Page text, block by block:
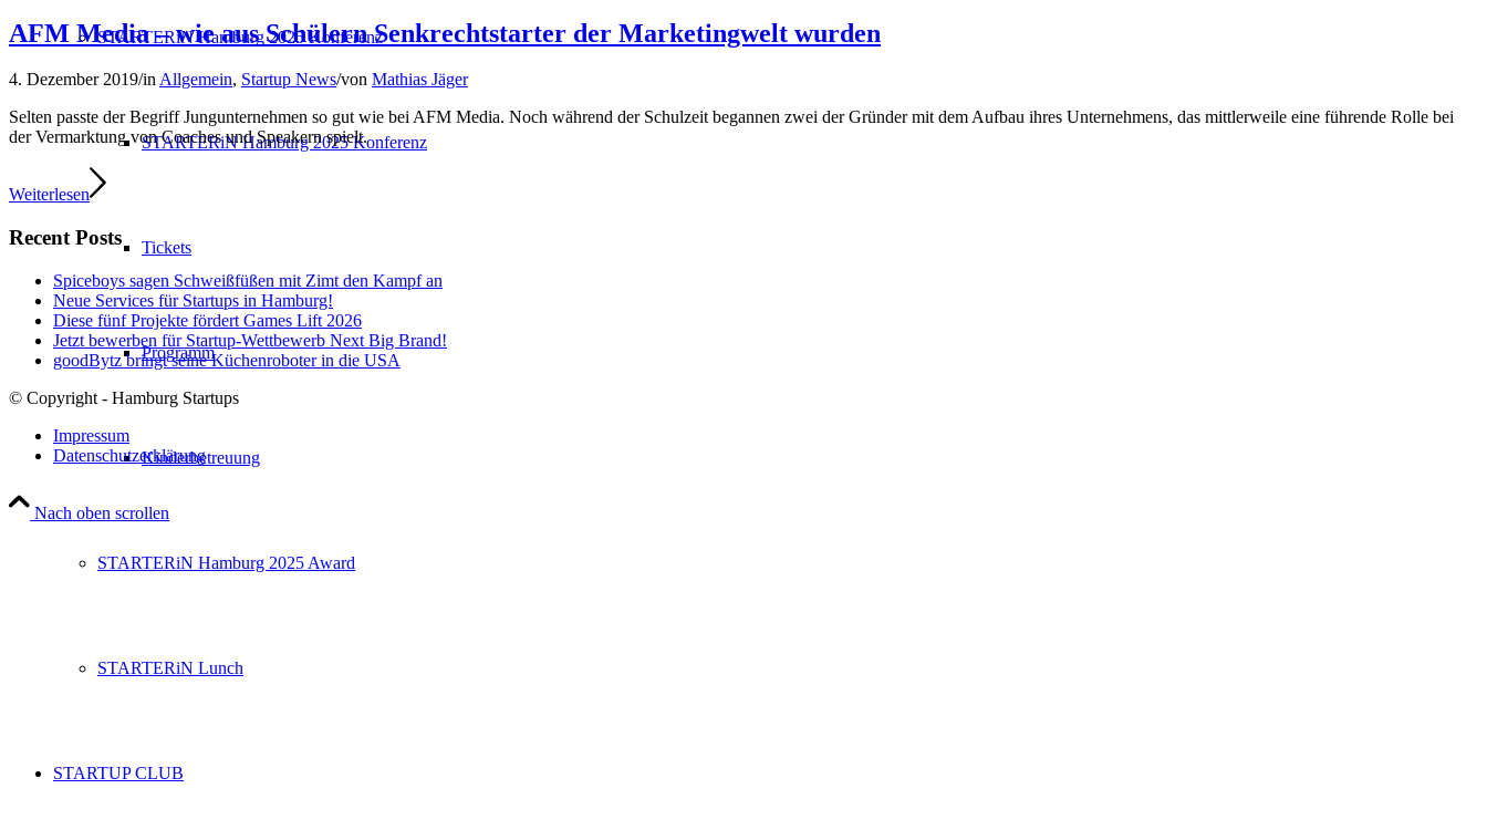
STARTERiN Hamburg 2025 Konferenz
STARTERiN Hamburg 2025 Konferenz
Tickets
Programm
Kinderbetreuung
STARTERiN Hamburg 2025 Award
STARTERiN Lunch
STARTUP CLUB
AFM Media – wie aus Schülern Senkrechtstarter der Marketingwelt wurden
4. Dezember 2019/inAllgemein, Startup News/von Mathias Jäger
Selten passte der Begriff Jungunternehmen so gut wie bei AFM Media. Noch während der Schulzeit begannen zwei der Gründer mit dem Aufbau ihres Unternehmens, das mittlerweile eine führende Rolle bei
der Vermarktung von Coaches und Speakern spielt.
Weiterlesen
Recent Posts
Spiceboys sagen Schweißfüßen mit Zimt den Kampf an
Neue Services für Startups in Hamburg!
Diese fünf Projekte fördert Games Lift 2026
Jetzt bewerben für Startup-Wettbewerb Next Big Brand!
goodBytz bringt seine Küchenroboter in die USA
© Copyright - Hamburg Startups
Impressum
Datenschutzerklärung
Nach oben scrollen